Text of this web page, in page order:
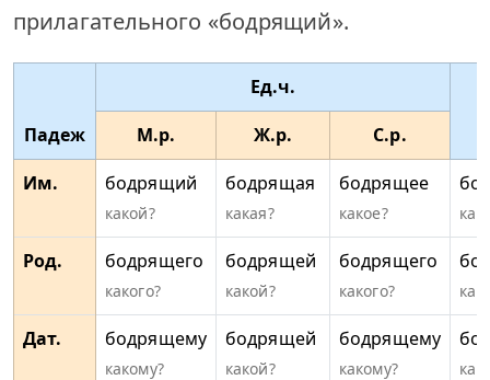
прилагательного «бодрящий».
Падеж
Ед.ч.
М.р. Ж.р.
С.р.
Им.
бодрящий
какой?
бодрящая
какая?
бодрящее
какое?
Род. бодрящего
какого?
бодрящей
какой?
бодрящего
какого?
Дат. бодрящему
какому?
бодрящей
какой?
бодрящему
какому?